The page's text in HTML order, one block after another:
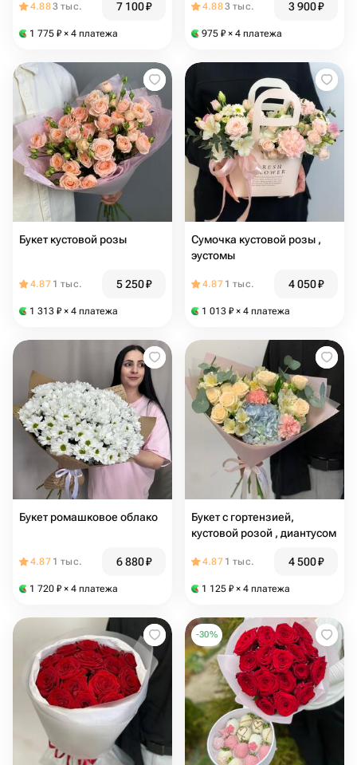
4.883 тыс. 7 100₽
1 775 ₽ × 4 платежа
4.883 тыс. 3 900₽
975 ₽ × 4 платежа
Букет кустовой розы
4.87 1 тыс. 5 250₽
1 313 ₽ × 4 платежа
Сумочка кустовой розы ,
эустомы
4.87 1 тыс. 4 050₽
1 013 ₽ × 4 платежа
Букет ромашковое облако
4.87 1 тыс. 6 880₽
1 720 ₽ × 4 платежа
Букет с гортензией,
кустовой розой , диантусом
4.87 1 тыс. 4 500₽
1 125 ₽ × 4 платежа
-30%